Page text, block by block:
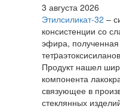
3 августа 2026
Этилсиликат-32 –
консистенции со
эфира,
Продукт нашел
компонента
связующее в
стеклянных